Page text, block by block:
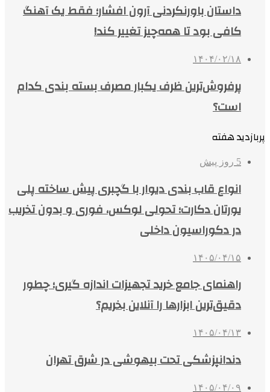
داستان باورنکردنی آرون افشار؛ فقط یک آهنگ
کافی بود تا همه‌چیز تغییر کند!
۱۴۰۴/۰۲/۱۸
پرفروش‌ترین ظرف یکبار مصرف بسته بندی کدام
است؟
پربازدید هفته
5 روز پیش
انواع قاب بندی دیوار با گچبری پیش ساخته پلی
یورتان دکارت؛ تحولی لوکس، فوری و بدون تخریب
در دکوراسیون داخلی
۱۴۰۵/۰۴/۱۵
راهنمای جامع خرید تجهیزات اندازه گیری؛ چطور
دقیق‌ترین ابزارها را آنلاین بخریم؟
۱۴۰۵/۰۴/۱۳
دندانپزشکی تحت بیهوشی در شرق تهران
۱۴۰۵/۰۴/۰۹